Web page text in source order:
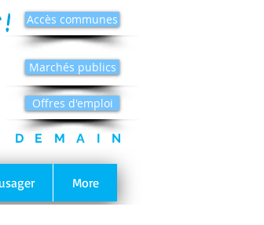
Accès communes
Marchés publics
Offres d'emploi
DEMAIN
More